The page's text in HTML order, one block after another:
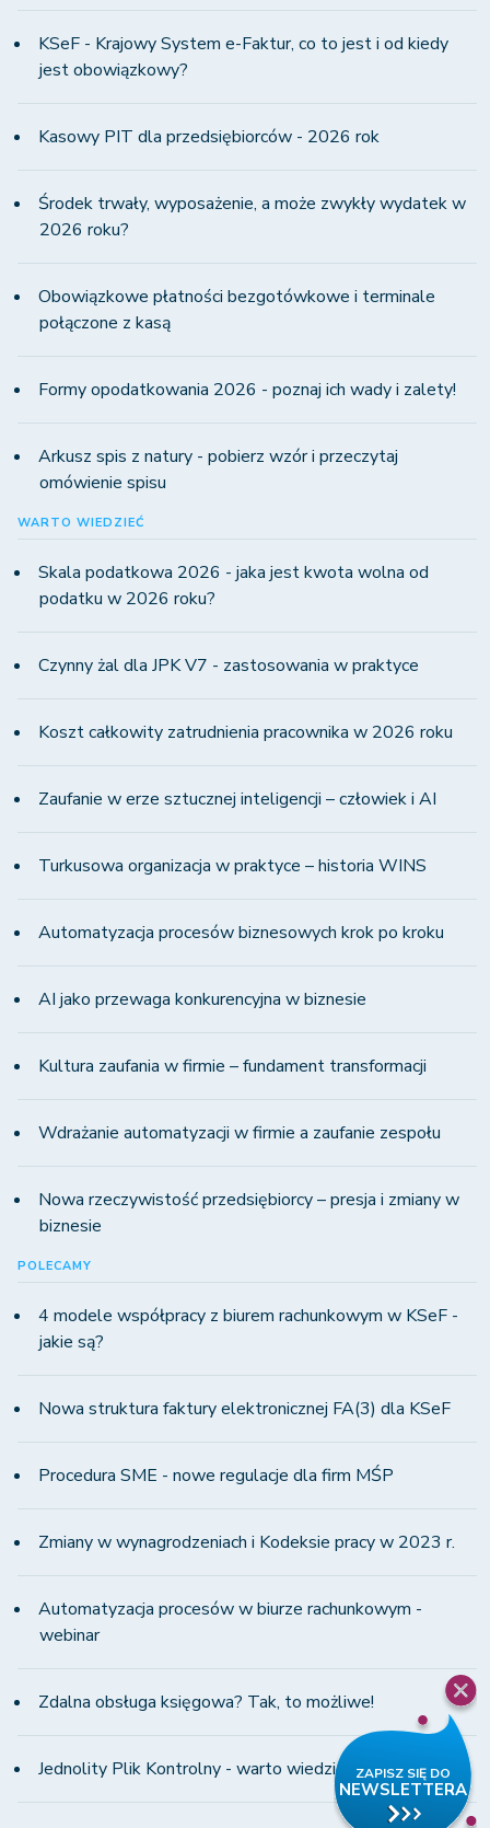
KSeF - Krajowy System e-Faktur, co to jest i od kiedy
jest obowiązkowy?
Kasowy PIT dla przedsiębiorców - 2026 rok
Środek trwały, wyposażenie, a może zwykły wydatek w
2026 roku?
Obowiązkowe płatności bezgotówkowe i terminale
połączone z kasą
Formy opodatkowania 2026 - poznaj ich wady i zalety!
Arkusz spis z natury - pobierz wzór i przeczytaj
omówienie spisu
WARTO WIEDZIEĆ
Skala podatkowa 2026 - jaka jest kwota wolna od
podatku w 2026 roku?
Czynny żal dla JPK V7 - zastosowania w praktyce
Koszt całkowity zatrudnienia pracownika w 2026 roku
Zaufanie w erze sztucznej inteligencji – człowiek i AI
Turkusowa organizacja w praktyce – historia WINS
Automatyzacja procesów biznesowych krok po kroku
AI jako przewaga konkurencyjna w biznesie
Kultura zaufania w firmie – fundament transformacji
Wdrażanie automatyzacji w firmie a zaufanie zespołu
Nowa rzeczywistość przedsiębiorcy – presja i zmiany w
biznesie
POLECAMY
4 modele współpracy z biurem rachunkowym w KSeF -
jakie są?
Nowa struktura faktury elektronicznej FA(3) dla KSeF
Procedura SME - nowe regulacje dla firm MŚP
Zmiany w wynagrodzeniach i Kodeksie pracy w 2023 r.
Automatyzacja procesów w biurze rachunkowym -
webinar
Zdalna obsługa księgowa? Tak, to możliwe!
Jednolity Plik Kontrolny - warto wiedzieć!